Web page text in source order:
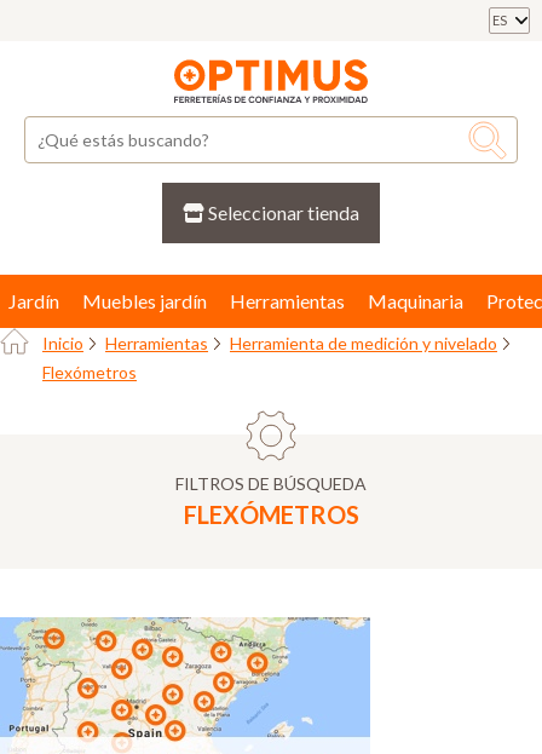
ES
Seleccionar tienda
Jardín Muebles jardín Herramientas Maquinaria
Inicio Herramientas
Herramienta de medición y nivelado
Flexómetros
FILTROS DE BÚSQUEDA
FLEXÓMETROS